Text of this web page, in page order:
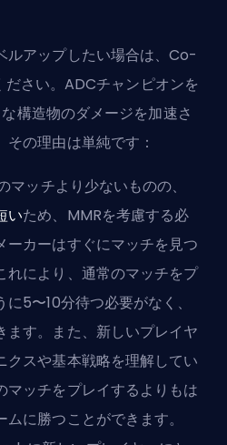
ルアップしたい場合は、Co-
さい。ADCチャンピオンを
構造物のダメージを加速さ
の理由は単純です：
ッチより少ないものの、
いため、MMRを考慮する必
ーカーはすぐにマッチを見つ
れにより、通常のマッチをプ
5〜10分待つ必要がなく、
ます。また、新しいプレイヤ
クスや基本戦略を理解してい
マッチをプレイするよりもは
に勝つことができます。